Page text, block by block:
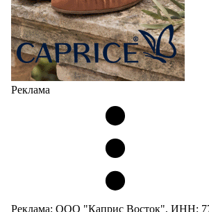
Реклама
Реклама: ООО "Каприс Восток", ИНН: